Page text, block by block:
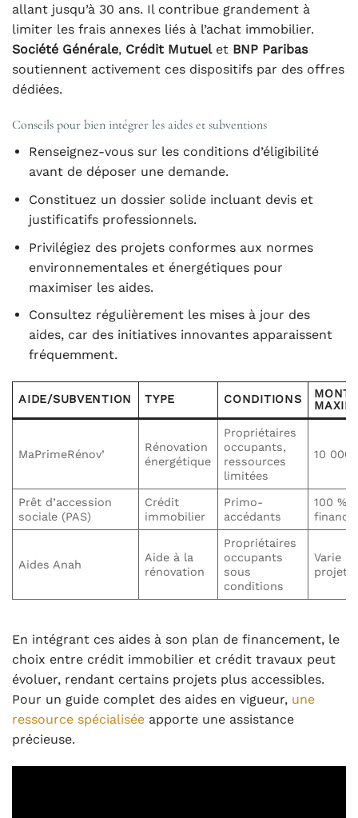
allant jusqu’à 30 ans. Il contribue grandement à
limiter les frais annexes liés à l’achat immobilier.
Société Générale, Crédit Mutuelet BNP Paribas
soutiennent activement ces dispositifs par des offres
dédiées.
Conseils pour bien intégrer les aides et subventions
Renseignez-vous sur les conditions d’éligibilité
avant de déposer une demande.
Constituez un dossier solide incluant devis et
justificatifs professionnels.
Privilégiez des projets conformes aux normes
environnementales et énergétiques pour
maximiser les aides.
Consultez régulièrement les mises à jour des
aides, car des initiatives innovantes apparaissent
fréquemment.
AIDE/SUBVENTION TYPE CONDITIONS
MaPrimeRénov’
Rénovation
énergétique
Propriétaires
occupants,
ressources
limitées
10 000
Prêt d’accession
sociale (PAS)
Crédit
immobilier
Primo-
accédants
100 %
Aides Anah
Aide à la
rénovation
Propriétaires
occupants
sous
conditions
Varie
projet
En intégrant ces aides à son plan de financement, le
choix entre crédit immobilier et crédit travaux peut
évoluer, rendant certains projets plus accessibles.
Pour un guide complet des aides en vigueur, une
ressource spécialisée apporte une assistance
précieuse.